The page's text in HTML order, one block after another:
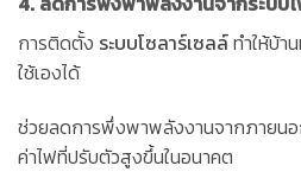
การติดตั้ง ระบบโซลาร์เซลล์ทำให้บ้า
ใช้เองได้
ช่วยลดการพึ่งพาพลังงานจากภายนอ
ค่าไฟที่ปรับตัวสูงขึ้นในอนาคต